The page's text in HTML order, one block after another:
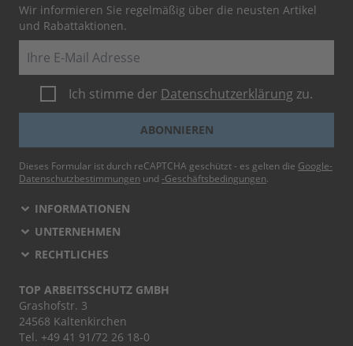
Wir informieren Sie regelmäßig über die neusten Artikel
und Rabattaktionen.
Ich stimme der Datenschutzerklärung zu.
ABONNIEREN
Dieses Formular ist durch reCAPTCHA geschützt - es gelten die Google-
Datenschutzbestimmungen und -Geschäftsbedingungen.
INFORMATIONEN
UNTERNEHMEN
RECHTLICHES
TOP ARBEITSSCHUTZ GMBH
Grashofstr. 3
24568 Kaltenkirchen
Tel. +49 41 91/72 26 18-0